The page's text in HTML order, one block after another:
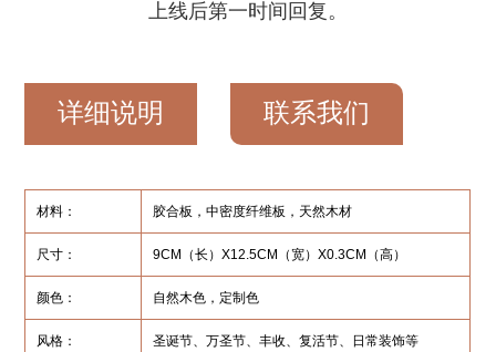
上线后第一时间回复。
详细说明 联系我们
材料： 胶合板，中密度纤维板，天然木材
尺寸： 9CM（长）X12.5CM（宽）X0.3CM（高）
颜色： 自然木色，定制色
风格： 圣诞节、万圣节、丰收、复活节、日常装饰等